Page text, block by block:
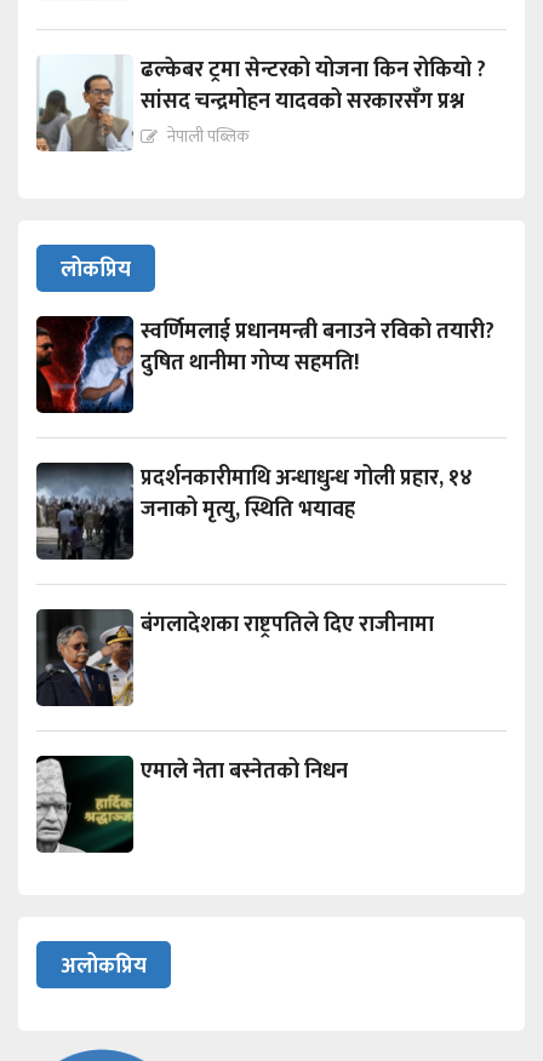
ढल्केबर ट्रमा सेन्टरको योजना किन रोकियो ?
सांसद चन्द्रमोहन यादवको सरकारसँग प्रश्न
नेपाली पब्लिक
लोकप्रिय
स्वर्णिमलाई प्रधानमन्त्री बनाउने रविको तयारी?
दुषित थानीमा गोप्य सहमति!
प्रदर्शनकारीमाथि अन्धाधुन्ध गोली प्रहार, १४
जनाको मृत्यु, स्थिति भयावह
बंगलादेशका राष्ट्रपतिले दिए राजीनामा
एमाले नेता बस्नेतको निधन
अलोकप्रिय